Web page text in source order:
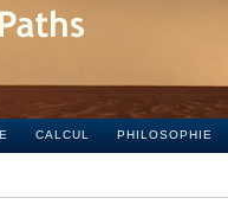
CALCUL PHILOSOPHIE